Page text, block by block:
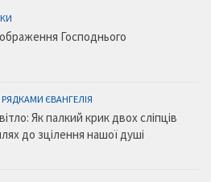
Господнього
ЄВАНГЕЛІЯ
Як палкий крик двох сліпців
до зцілення нашої душі